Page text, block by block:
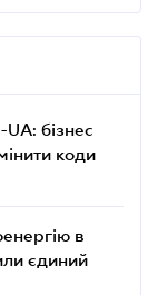
бізнес
коди
в
єдиний